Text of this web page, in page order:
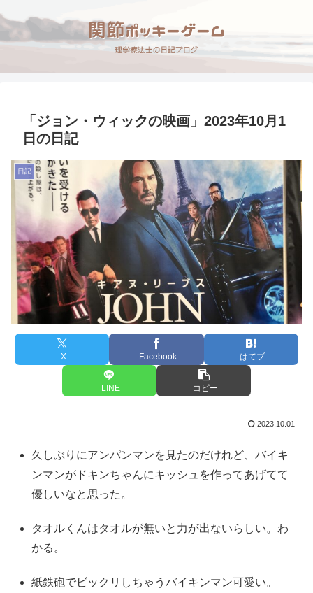
「ジョン・ウィックの映画」2023年10月1
日の日記
日記
X Facebook はてブ
LINE コピー
2023.10.01
久しぶりにアンパンマンを見たのだけれど、バイキ
ンマンがドキンちゃんにキッシュを作ってあげてて
優しいなと思った。
タオルくんはタオルが無いと力が出ないらしい。わ
かる。
紙鉄砲でビックリしちゃうバイキンマン可愛い。